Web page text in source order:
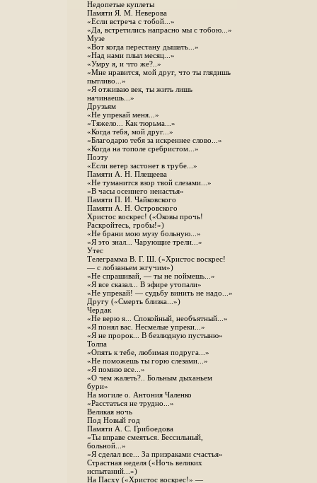
Недопетые куплеты
Памяти Я. М. Неверова
«Если встреча с тобой...»
«Да, встретились напрасно мы с тобою...»
Музе
«Вот когда перестану дышать...»
«Над нами плыл месяц...»
«Умру я, и что же?..»
«Мне нравится, мой друг, что ты глядишь
пытливо...»
«Я отживаю век, ты жить лишь
начинаешь...»
Друзьям
«Не упрекай меня...»
«Тяжело... Как тюрьма...»
«Когда тебя, мой друг...»
«Благодарю тебя за искреннее слово...»
«Когда на тополе сребристом...»
Поэту
«Если ветер застонет в трубе...»
Памяти А. Н. Плещеева
«Не туманится взор твой слезами...»
«В часы осеннего ненастья»
Памяти П. И. Чайковского
Памяти А. Н. Островского
Христос воскрес! («Оковы прочь!
Раскройтесь, гробы!»)
«Не брани мою музу больную...»
«Я это знал... Чарующие трели...»
Утес
Телеграмма В. Г. Ш. («Христос воскрес!
— с лобзаньем жгучим»)
«Не спрашивай, — ты не поймешь...»
«Я все сказал... В эфире утопали»
«Не упрекай! — судьбу винить не надо...»
Другу («Смерть близка...»)
Чердак
«Не верю я... Спокойный, необъятный...»
«Я понял вас. Несмелые упреки...»
«Я не пророк... В безлюдную пустыню»
Толпа
«Опять к тебе, любимая подруга...»
«Не поможешь ты горю слезами...»
«Я помню все...»
«О чем жалеть?.. Больным дыханьем
бури»
На могиле о. Антония Чаленко
«Расстаться не трудно...»
Великая ночь
Под Новый год
Памяти А. С. Грибоедова
«Ты вправе смеяться. Бессильный,
больной...»
«Я сделал все... За призраками счастья»
Страстная неделя («Ночь великих
испытаний...»)
На Пасху («Христос воскрес!» —